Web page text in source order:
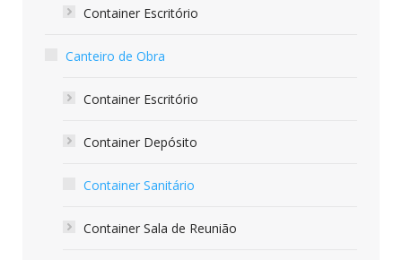
Container Escritório
Canteiro de Obra
Container Escritório
Container Depósito
Container Sanitário
Container Sala de Reunião